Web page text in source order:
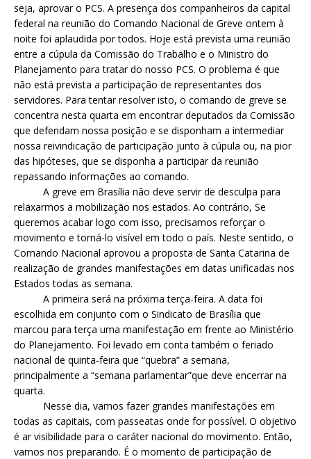
seja, aprovar o PCS. A presença dos companheiros da capital
federal na reunião do Comando Nacional de Greve ontem à
noite foi aplaudida por todos. Hoje está prevista uma reunião
entre a cúpula da Comissão do Trabalho e o Ministro do
Planejamento para tratar do nosso PCS. O problema é que
não está prevista a participação de representantes dos
servidores. Para tentar resolver isto, o comando de greve se
concentra nesta quarta em encontrar deputados da Comissão
que defendam nossa posição e se disponham a intermediar
nossa reivindicação de participação junto à cúpula ou, na pior
das hipóteses, que se disponha a participar da reunião
repassando informações ao comando.
A greve em Brasília não deve servir de desculpa para
relaxarmos a mobilização nos estados. Ao contrário, Se
queremos acabar logo com isso, precisamos reforçar o
movimento e torná-lo visível em todo o país. Neste sentido, o
Comando Nacional aprovou a proposta de Santa Catarina de
realização de grandes manifestações em datas unificadas nos
Estados todas as semana.
A primeira será na próxima terça-feira. A data foi
escolhida em conjunto com o Sindicato de Brasília que
marcou para terça uma manifestação em frente ao Ministério
do Planejamento. Foi levado em conta também o feriado
nacional de quinta-feira que “quebra” a semana,
principalmente a “semana parlamentar”que deve encerrar na
quarta.
Nesse dia, vamos fazer grandes manifestações em
todas as capitais, com passeatas onde for possível. O objetivo
é ar visibilidade para o caráter nacional do movimento. Então,
vamos nos preparando. É o momento de participação de